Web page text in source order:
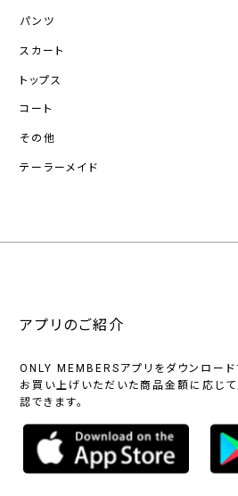
パンツ
スカート
トップス
コート
その他
テーラーメイド
アプリのご紹介
ONLY MEMBERSアプリをダウンロード
お買い上げいただいた商品金額に応じ
認できます。